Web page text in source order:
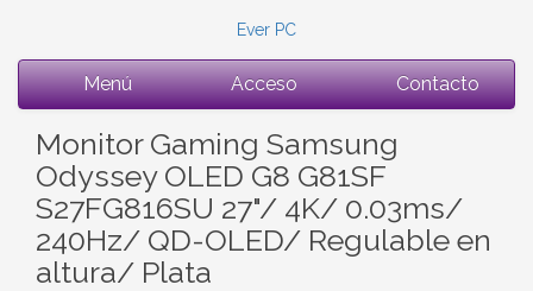
Ever PC
Menú Acceso Contacto
Monitor Gaming Samsung
Odyssey OLED G8 G81SF
S27FG816SU 27"/ 4K/ 0.03ms/
240Hz/ QD-OLED/ Regulable en
altura/ Plata